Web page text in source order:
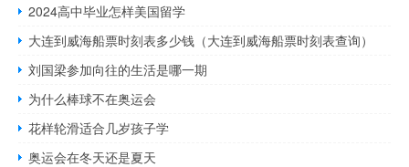
2024高中毕业怎样美国留学
大连到威海船票时刻表多少钱（大连到威海船票时刻表查询）
刘国梁参加向往的生活是哪一期
为什么棒球不在奥运会
花样轮滑适合几岁孩子学
奥运会在冬天还是夏天